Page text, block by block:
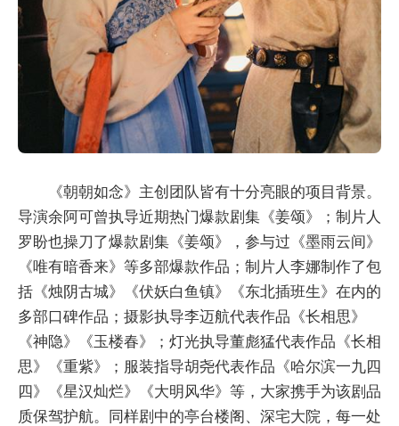
《朝朝如念》主创团队皆有十分亮眼的项目背景。
导演余阿可曾执导近期热门爆款剧集《姜颂》；制片人
罗盼也操刀了爆款剧集《姜颂》，参与过《墨雨云间》
《唯有暗香来》等多部爆款作品；制片人李娜制作了包
括《烛阴古城》《伏妖白鱼镇》《东北插班生》在内的
多部口碑作品；摄影执导李迈航代表作品《长相思》
《神隐》《玉楼春》；灯光执导董彪猛代表作品《长相
思》《重紫》；服装指导胡尧代表作品《哈尔滨一九四
四》《星汉灿烂》《大明风华》等，大家携手为该剧品
质保驾护航。同样剧中的亭台楼阁、深宅大院，每一处